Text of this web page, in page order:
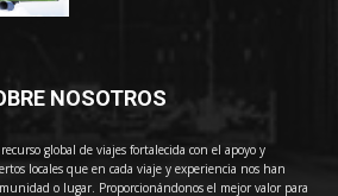
NOSOTROS
global de viajes fortalecida con el apoyo y
locales que en cada viaje y experiencia nos han
o lugar. Proporcionándonos el mejor valor para